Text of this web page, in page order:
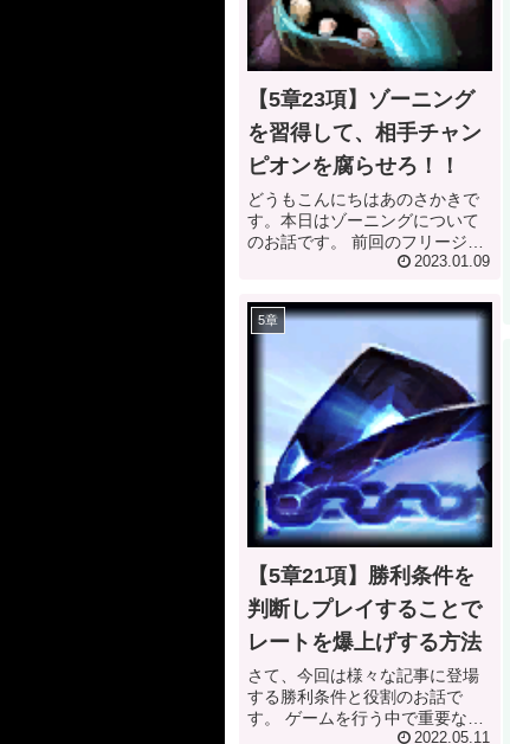
【5章23項】ゾーニング
を習得して、相手チャン
ピオンを腐らせろ！！
どうもこんにちはあのさかきで
す。本日はゾーニングについて
のお話です。 前回のフリージン
グについてを理解している上で
なってない方はそちらからお願
いいたします。それでは本編で
す 本題：ゾーニングとは？ さ
て、本日はゾ...
2023.01.09
5章
【5章21項】勝利条件を
判断しプレイすることで
レートを爆上げする方法
さて、今回は様々な記事に登場
する勝利条件と役割のお話で
す。 ゲームを行う中で重要なこ
の二点をどの様に決定するの
2022.05.11